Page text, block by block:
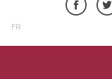
FR